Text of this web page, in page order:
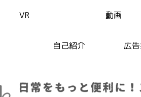
VR 動画
自己紹介 広